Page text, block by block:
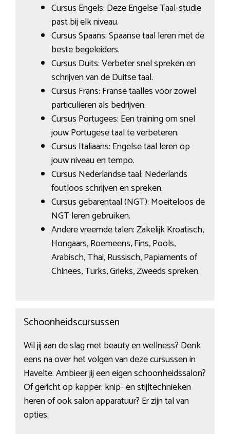
Cursus Engels: Deze Engelse Taal-studie
past bij elk niveau.
Cursus Spaans: Spaanse taal leren met de
beste begeleiders.
Cursus Duits: Verbeter snel spreken en
schrijven van de Duitse taal.
Cursus Frans: Franse taalles voor zowel
particulieren als bedrijven.
Cursus Portugees: Een training om snel
jouw Portugese taal te verbeteren.
Cursus Italiaans: Engelse taal leren op
jouw niveau en tempo.
Cursus Nederlandse taal: Nederlands
foutloos schrijven en spreken.
Cursus gebarentaal (NGT): Moeiteloos de
NGT leren gebruiken.
Andere vreemde talen: Zakelijk Kroatisch,
Hongaars, Roemeens, Fins, Pools,
Arabisch, Thai, Russisch, Papiaments of
Chinees, Turks, Grieks, Zweeds spreken.
Schoonheidscursussen
Wil jij aan de slag met beauty en wellness? Denk
eens na over het volgen van deze cursussen in
Havelte. Ambieer jij een eigen schoonheidssalon?
Of gericht op kapper: knip- en stijltechnieken
heren of ook salon apparatuur? Er zijn tal van
opties: